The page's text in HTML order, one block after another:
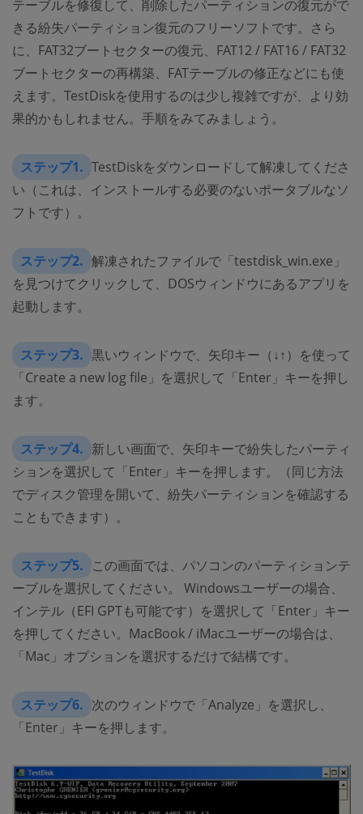
テーブルを修復して、削除したパーティションの復元がで
きる紛失パーティション復元のフリーソフトです。さら
に、FAT32ブートセクターの復元、FAT12 / FAT16 / FAT32
ブートセクターの再構築、FATテーブルの修正などにも使
えます。TestDiskを使用するのは少し複雑ですが、より効
果的かもしれません。手順をみてみましょう。
ステップ1. TestDiskをダウンロードして解凍してくださ
い（これは、インストールする必要のないポータブルなソ
フトです）。
ステップ2. 解凍されたファイルで「testdisk_win.exe」
を見つけてクリックして、DOSウィンドウにあるアプリを
起動します。
ステップ3. 黒いウィンドウで、矢印キー（↓↑）を使って
「Create a new log file」を選択して「Enter」キーを押し
ます。
ステップ4. 新しい画面で、矢印キーで紛失したパーティ
ションを選択して「Enter」キーを押します。（同じ方法
でディスク管理を開いて、紛失パーティションを確認する
こともできます）。
ステップ5. この画面では、パソコンのパーティションテ
ーブルを選択してください。 Windowsユーザーの場合、
インテル（EFI GPTも可能です）を選択して「Enter」キー
を押してください。MacBook / iMacユーザーの場合は、
「Mac」オプションを選択するだけで結構です。
ステップ6. 次のウィンドウで「Analyze」を選択し、
「Enter」キーを押します。